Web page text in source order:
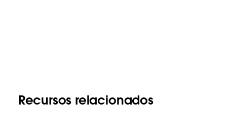
Recursos relacionados